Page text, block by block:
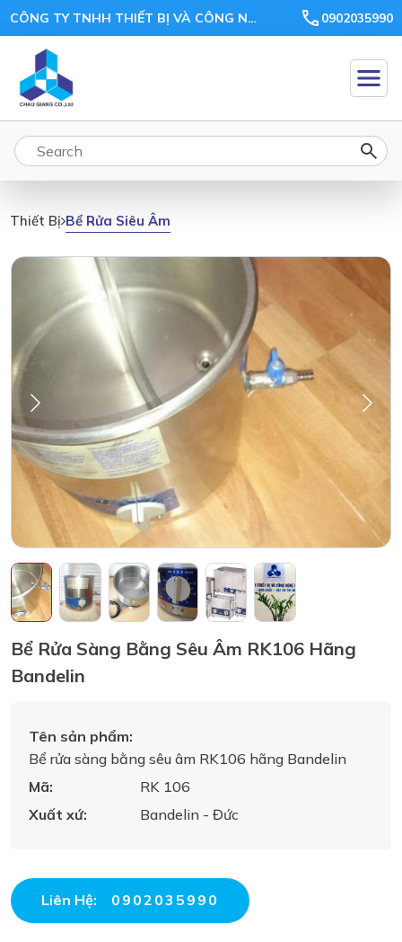
CÔNG TY TNHH THIẾT BỊ VÀ CÔNG NGHỆ CHÂU GIANG 0902035990
Thiết Bị Bể Rửa Siêu Âm
Bể Rửa Sàng Bằng Sêu Âm RK106 Hãng
Bandelin
Tên sản phẩm:
Bể rửa sàng bằng sêu âm RK106 hãng Bandelin
Mã:
RK 106
Xuất xứ:
Bandelin - Đức
Liên Hệ: 0902035990